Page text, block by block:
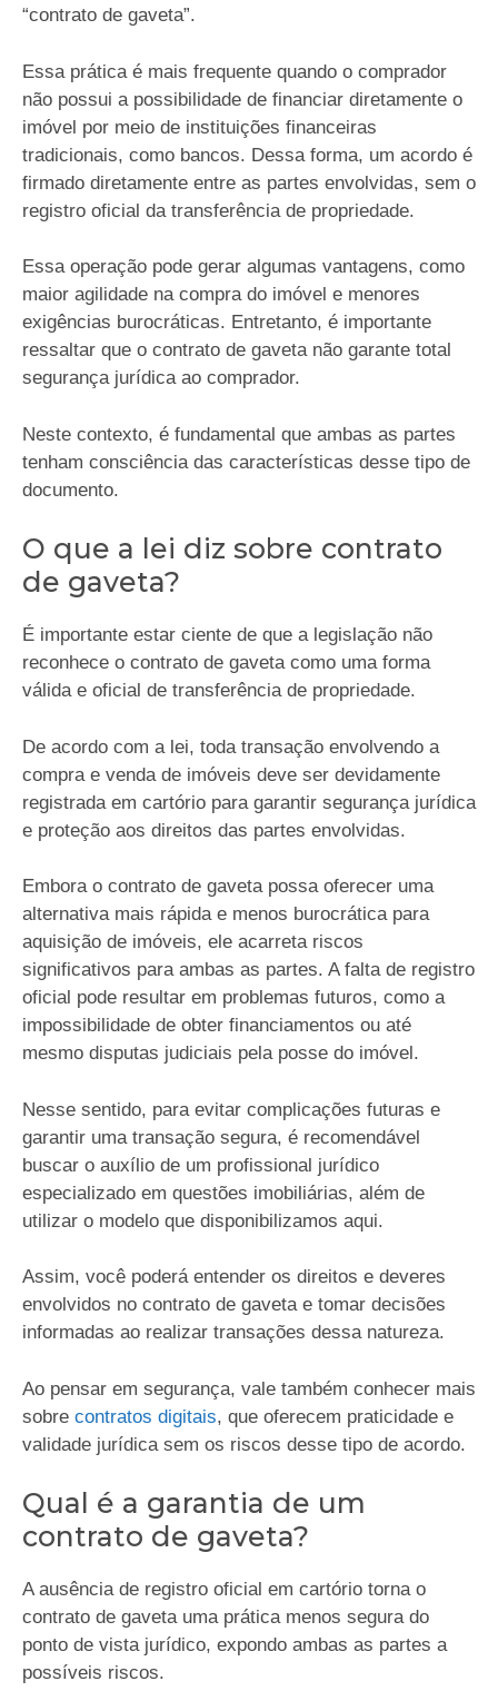
“contrato de gaveta”.
Essa prática é mais frequente quando o comprador
não possui a possibilidade de financiar diretamente o
imóvel por meio de instituições financeiras
tradicionais, como bancos. Dessa forma, um acordo é
firmado diretamente entre as partes envolvidas, sem o
registro oficial da transferência de propriedade.
Essa operação pode gerar algumas vantagens, como
maior agilidade na compra do imóvel e menores
exigências burocráticas. Entretanto, é importante
ressaltar que o contrato de gaveta não garante total
segurança jurídica ao comprador.
Neste contexto, é fundamental que ambas as partes
tenham consciência das características desse tipo de
documento.
O que a lei diz sobre contrato
de gaveta?
É importante estar ciente de que a legislação não
reconhece o contrato de gaveta como uma forma
válida e oficial de transferência de propriedade.
De acordo com a lei, toda transação envolvendo a
compra e venda de imóveis deve ser devidamente
registrada em cartório para garantir segurança jurídica
e proteção aos direitos das partes envolvidas.
Embora o contrato de gaveta possa oferecer uma
alternativa mais rápida e menos burocrática para
aquisição de imóveis, ele acarreta riscos
significativos para ambas as partes. A falta de registro
oficial pode resultar em problemas futuros, como a
impossibilidade de obter financiamentos ou até
mesmo disputas judiciais pela posse do imóvel.
Nesse sentido, para evitar complicações futuras e
garantir uma transação segura, é recomendável
buscar o auxílio de um profissional jurídico
especializado em questões imobiliárias, além de
utilizar o modelo que disponibilizamos aqui.
Assim, você poderá entender os direitos e deveres
envolvidos no contrato de gaveta e tomar decisões
informadas ao realizar transações dessa natureza.
Ao pensar em segurança, vale também conhecer mais
sobre contratos digitais, que oferecem praticidade e
validade jurídica sem os riscos desse tipo de acordo.
Qual é a garantia de um
contrato de gaveta?
A ausência de registro oficial em cartório torna o
contrato de gaveta uma prática menos segura do
ponto de vista jurídico, expondo ambas as partes a
possíveis riscos.